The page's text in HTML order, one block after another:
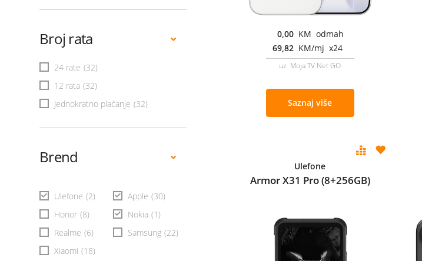
Broj rata
24 rate (32)
12 rata (32)
Jednokratno plaćanje (32)
Brend
Ulefone (2) Apple (30)
Honor (8) Nokia (1)
Realme (6) Samsung (22)
Xiaomi (18)
0,00 KM odmah
69,82 KM/mj x24
uz Moja TV Net GO
Saznaj više
Ulefone
Armor X31 Pro (8+256GB)